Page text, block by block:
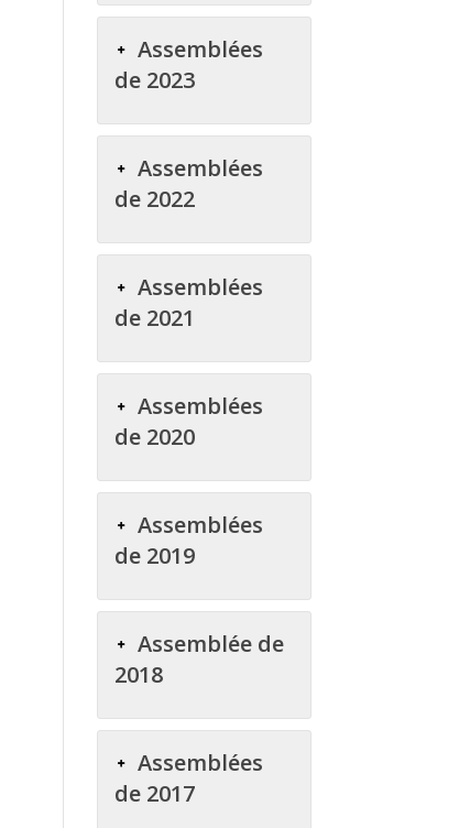
Assemblées
de 2023
Assemblées
de 2022
Assemblées
de 2021
Assemblées
de 2020
Assemblées
de 2019
Assemblée de
2018
Assemblées
de 2017